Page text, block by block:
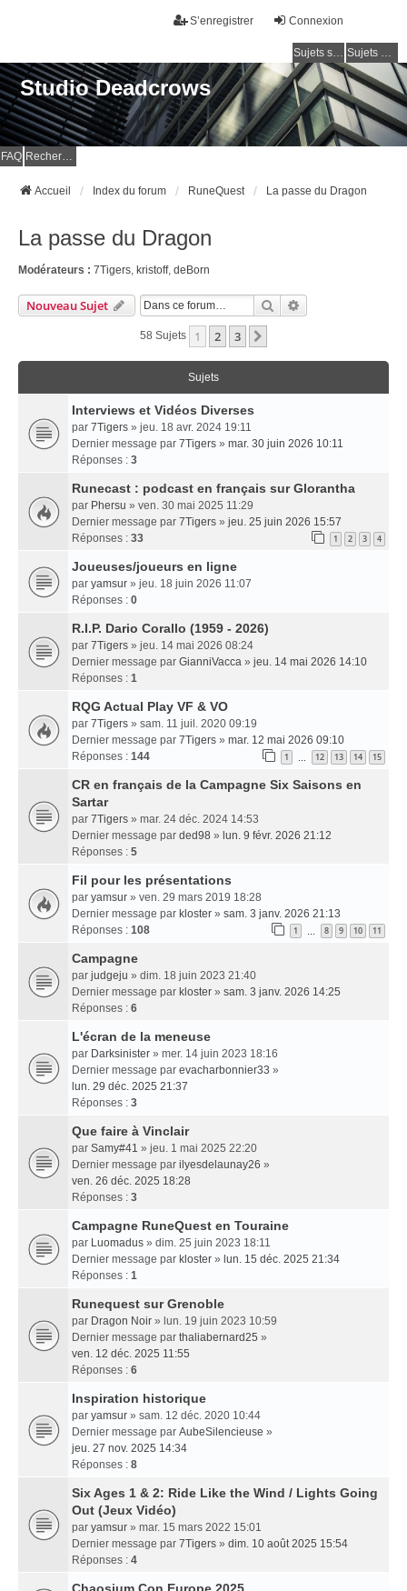
Connexion
S’enregistrer
Sujets sans réponse Sujets actifs
Studio Deadcrows
FAQ Rechercher
Accueil Index du forum RuneQuest La passe du Dragon
La passe du Dragon
Modérateurs : 7Tigers, kristoff, deBorn
Nouveau Sujet Rechercher
58 Sujets 1 2 3
Sujets
Interviews et Vidéos Diverses
par 7Tigers » jeu. 18 avr. 2024 19:11
Dernier message par 7Tigers » mar. 30 juin 2026 10:11
Réponses : 3
Runecast : podcast en français sur Glorantha
par Phersu » ven. 30 mai 2025 11:29
Dernier message par 7Tigers » jeu. 25 juin 2026 15:57
Réponses : 33 1 2 3 4
Joueuses/joueurs en ligne
par yamsur » jeu. 18 juin 2026 11:07
Réponses : 0
R.I.P. Dario Corallo (1959 - 2026)
par 7Tigers » jeu. 14 mai 2026 08:24
Dernier message par GianniVacca » jeu. 14 mai 2026 14:10
Réponses : 1
RQG Actual Play VF & VO
par 7Tigers » sam. 11 juil. 2020 09:19
Dernier message par 7Tigers » mar. 12 mai 2026 09:10
Réponses : 144 1 12 13 14 15
CR en français de la Campagne Six Saisons en
Sartar
par 7Tigers » mar. 24 déc. 2024 14:53
Dernier message par ded98 » lun. 9 févr. 2026 21:12
Réponses : 5
Fil pour les présentations
par yamsur » ven. 29 mars 2019 18:28
Dernier message par kloster » sam. 3 janv. 2026 21:13
Réponses : 108 1 8 9 10 11
Campagne
par judgeju » dim. 18 juin 2023 21:40
Dernier message par kloster » sam. 3 janv. 2026 14:25
Réponses : 6
L'écran de la meneuse
par Darksinister » mer. 14 juin 2023 18:16
Dernier message par evacharbonnier33 »
lun. 29 déc. 2025 21:37
Réponses : 3
Que faire à Vinclair
par Samy#41 » jeu. 1 mai 2025 22:20
Dernier message par ilyesdelaunay26 »
ven. 26 déc. 2025 18:28
Réponses : 3
Campagne RuneQuest en Touraine
par Luomadus » dim. 25 juin 2023 18:11
Dernier message par kloster » lun. 15 déc. 2025 21:34
Réponses : 1
Runequest sur Grenoble
par Dragon Noir » lun. 19 juin 2023 10:59
Dernier message par thaliabernard25 »
ven. 12 déc. 2025 11:55
Réponses : 6
Inspiration historique
par yamsur » sam. 12 déc. 2020 10:44
Dernier message par AubeSilencieuse »
jeu. 27 nov. 2025 14:34
Réponses : 8
Six Ages 1 & 2: Ride Like the Wind / Lights Going
Out (Jeux Vidéo)
par yamsur » mar. 15 mars 2022 15:01
Dernier message par 7Tigers » dim. 10 août 2025 15:54
Réponses : 4